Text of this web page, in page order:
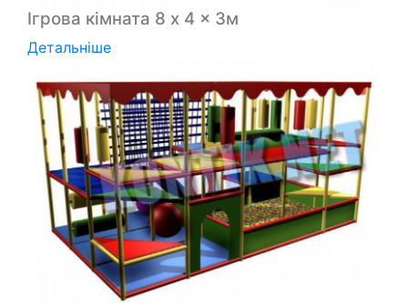
Ігрова кімната 8 x 4 x 3м
Детальніше